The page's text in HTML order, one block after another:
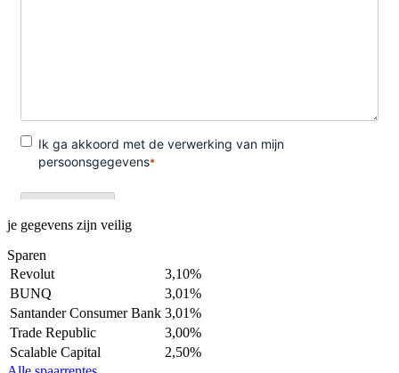
je gegevens zijn veilig
Sparen
Revolut
3,10%
BUNQ
3,01%
Santander Consumer Bank 3,01%
Trade Republic
3,00%
Scalable Capital
2,50%